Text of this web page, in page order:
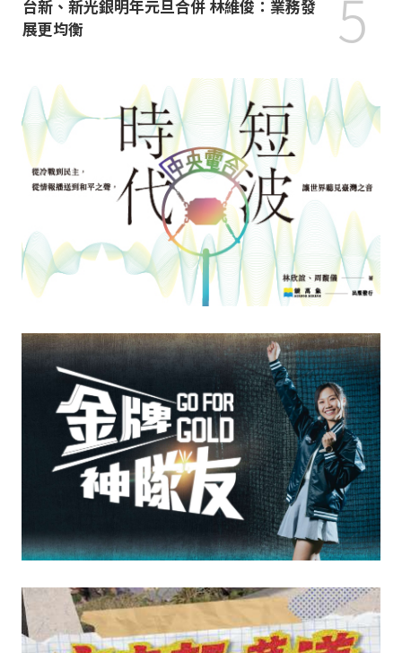
台新、新光銀明年元旦合併 林維俊：業務發
展更均衡
5